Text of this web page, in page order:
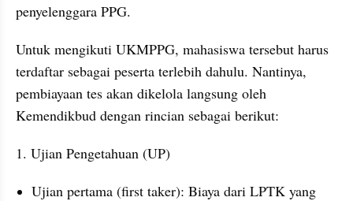
penyelenggara PPG.
Untuk mengikuti UKMPPG, mahasiswa tersebut harus
terdaftar sebagai peserta terlebih dahulu. Nantinya,
pembiayaan tes akan dikelola langsung oleh
Kemendikbud dengan rincian sebagai berikut:
1. Ujian Pengetahuan (UP)
Ujian pertama (first taker): Biaya dari LPTK yang